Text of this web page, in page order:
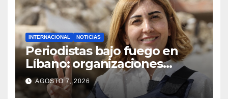
INTERNACIONAL NOTICIAS
Periodistas bajo fuego en
Líbano: organizaciones
denuncian ataques y exigen
justicia
AGOSTO 7, 2026